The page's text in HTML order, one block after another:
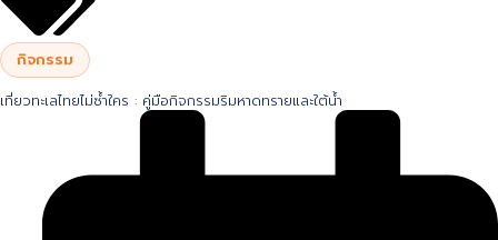
กิจกรรม
เที่ยวทะเลไทยไม่ซ้ำใคร : คู่มือกิจกรรมริมหาดทรายและใต้น้ำ